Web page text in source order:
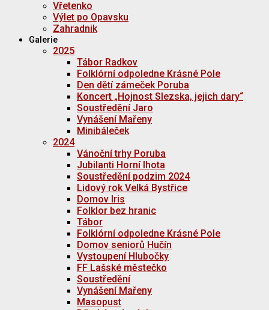
Vřetenko
Výlet po Opavsku
Zahradnik
Galerie
2025
Tábor Radkov
Folklórní odpoledne Krásné Pole
Den dětí zámeček Poruba
Koncert „Hojnost Slezska, jejich dary“
Soustředění Jaro
Vynášení Mařeny
Minibáleček
2024
Vánoční trhy Poruba
Jubilanti Horní lhota
Soustředění podzim 2024
Lidový rok Velká Bystřice
Domov Iris
Folklor bez hranic
Tábor
Folklórní odpoledne Krásné Pole
Domov seniorů Hučín
Vystoupení Hlubočky
FF Lašské městečko
Soustředění
Vynášení Mařeny
Masopust